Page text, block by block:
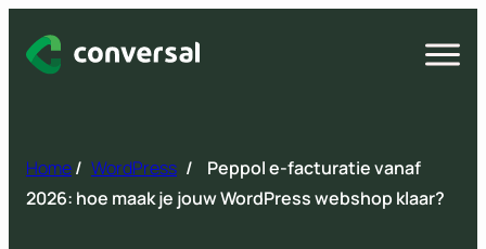
naar
Open
Home/ WordPress /
Peppol e-facturatie vanaf
2026: hoe maak je jouw WordPress webshop klaar?